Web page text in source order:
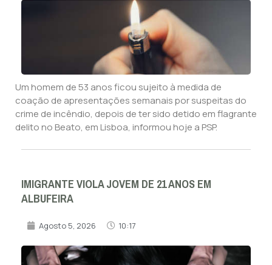
Um homem de 53 anos ficou sujeito à medida de
coação de apresentações semanais por suspeitas do
crime de incêndio, depois de ter sido detido em flagrante
delito no Beato, em Lisboa, informou hoje a PSP.
IMIGRANTE VIOLA JOVEM DE 21 ANOS EM
ALBUFEIRA
Agosto 5, 2026 10:17